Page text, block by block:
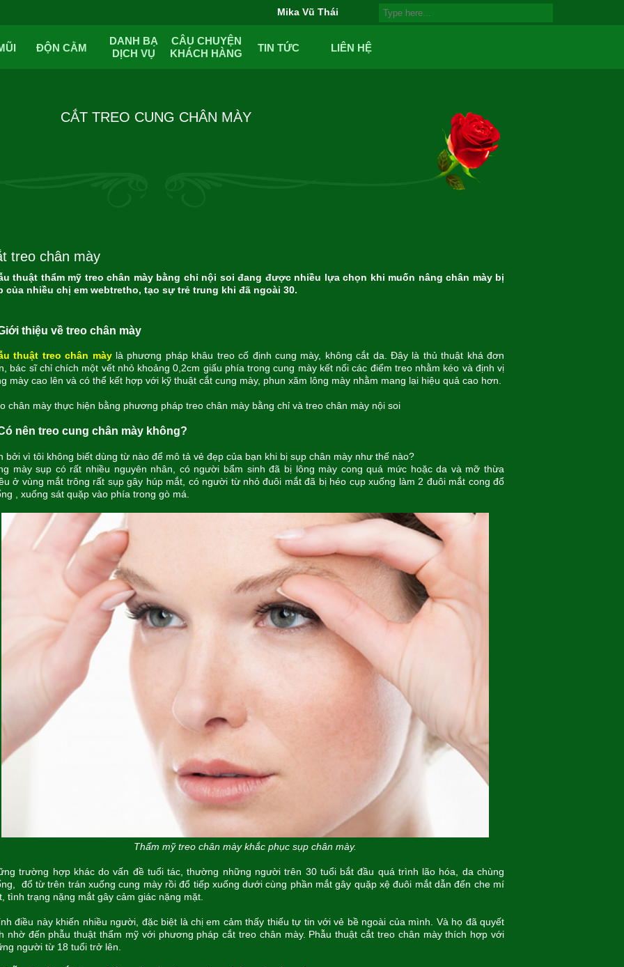
Mika Vũ Thái
ĐỘN CẰM
DANH BẠ
DỊCH VỤ
CÂU CHUYỆN
KHÁCH HÀNG
TIN TỨC LIÊN HỆ
CẮT TREO CUNG CHÂN MÀY
treo chân mày
thuật thẩm mỹ treo chân mày bằng chỉ nội soi đang được nhiều lựa chọn khi muốn nâng chân mày bị
của nhiều chị em webtretho, tạo sự trẻ trung khi đã ngoài 30.
thiệu về treo chân mày
thuật treo chân mày là phương pháp khâu treo cố định cung mày, không cắt da. Đây là thủ thuật khá đơn
bác sĩ chỉ chích một vết nhỏ khoảng 0,2cm giấu phía trong cung mày kết nối các điểm treo nhằm kéo và định vị
mày cao lên và có thể kết hợp với kỹ thuật cắt cung mày, phun xăm lông mày nhằm mang lại hiệu quả cao hơn.
chân mày thực hiện bằng phương pháp treo chân mày bằng chỉ và treo chân mày nội soi
nên treo cung chân mày không?
bởi vì tôi không biết dùng từ nào để mô tả vẻ đẹp của bạn khi bị sụp chân mày như thế nào?
mày sụp có rất nhiều nguyên nhân, có người bẩm sinh đã bị lông mày cong quá mức hoặc da và mỡ thừa
ở vùng mắt trông rất sụp gây húp mắt, có người từ nhỏ đuôi mắt đã bị héo cụp xuống làm 2 đuôi mắt cong đổ
, xuống sát quặp vào phía trong gò má.
Thẩm mỹ treo chân mày khắc phục sụp chân mày.
trường hợp khác do vấn đề tuổi tác, thường những người trên 30 tuổi bắt đầu quá trình lão hóa, da chùng
đổ từ trên trán xuống cung mày rồi đổ tiếp xuống dưới cùng phần mắt gây quặp xệ đuôi mắt dẫn đến che mí
tình trạng nặng mắt gây cảm giác nặng mặt.
điều này khiến nhiều người, đặc biệt là chị em cảm thấy thiếu tự tin với vẻ bề ngoài của mình. Và họ đã quyết
nhờ đến phẫu thuật thẩm mỹ với phương pháp cắt treo chân mày. Phẫu thuật cắt treo chân mày thích hợp với
người từ 18 tuổi trở lên.